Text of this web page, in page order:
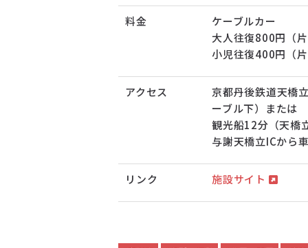
料金
ケーブルカー
大人往復800円（片
小児往復400円（片
アクセス
京都丹後鉄道天橋
ーブル下）または
観光船12分（天橋
与謝天橋立ICから
リンク 施設サイト